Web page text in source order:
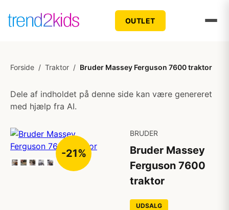
OUTLET
Forside / Traktor / Bruder Massey Ferguson 7600 traktor
Dele af indholdet på denne side kan være genereret
med hjælp fra AI.
-21%
BRUDER
Bruder Massey
Ferguson 7600
traktor
UDSALG